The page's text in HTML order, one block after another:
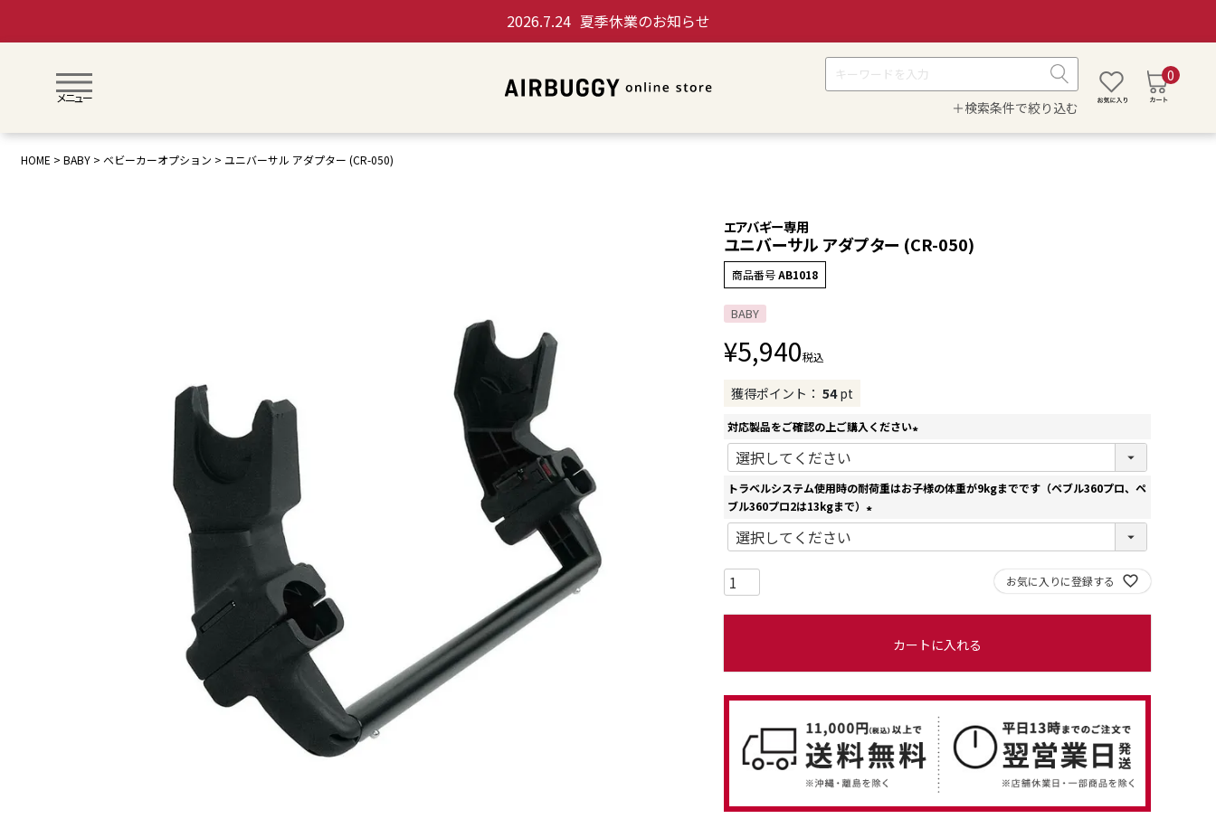
2026.7.24 夏季休業のお知らせ
＋検索条件で絞り込む
0
メニュー
HOME BABY ベビーカーオプション ユニバーサル アダプター (CR-050)
エアバギー専用
ユニバーサル アダプター (CR-050)
商品番号AB1018
BABY
¥5,940税込
獲得ポイント： 54 pt
対応製品をご確認の上ご購入ください
必
須
トラベルシステム使用時の耐荷重はお子様の体重が9kgまでです（ペブル360プロ、ペ
ブル360プロ2は13kgまで）
必
お気に入りに登録する
カートに入れる